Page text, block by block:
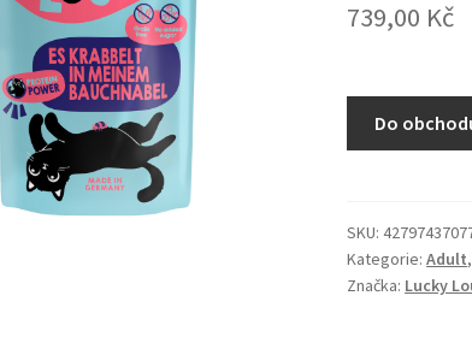
739,00 Kč
Do
SKU:
Kategorie:Adult,
Značka: Lucky